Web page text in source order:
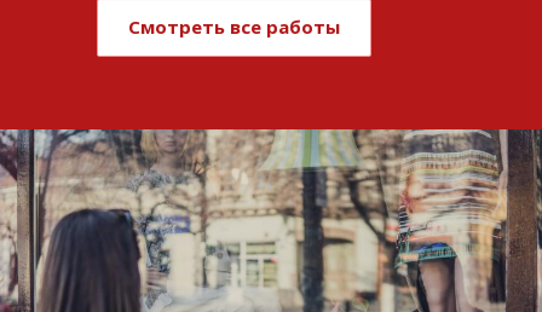
Смотреть все работы